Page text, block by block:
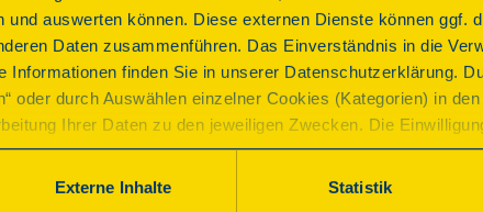
auswerten können. Diese externen Dienste können ggf.
Daten zusammenführen. Das Einverständnis in die
Informationen finden Sie in unserer Datenschutzerklärung.
oder durch Auswählen einzelner Cookies (Kategorien) in
Ihrer Daten zu den jeweiligen Zwecken. Die
und kann jederzeit aktualisiert oder widerrufen
nur essenzielle Cookies auf der Webseite gesetzt, die
Externe Inhalte Statistik
Stabilisierung des Turms und Sanierung des
wurden restauriert. Heute befindet sich darin das
Euroregion Neiße.
Programm